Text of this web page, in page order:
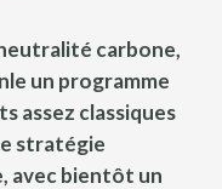
carbone,
un programme
assez classiques
stratégie
avec bientôt un